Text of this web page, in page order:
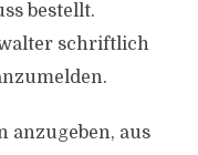
bestellt.
schriftlich
anzugeben, aus